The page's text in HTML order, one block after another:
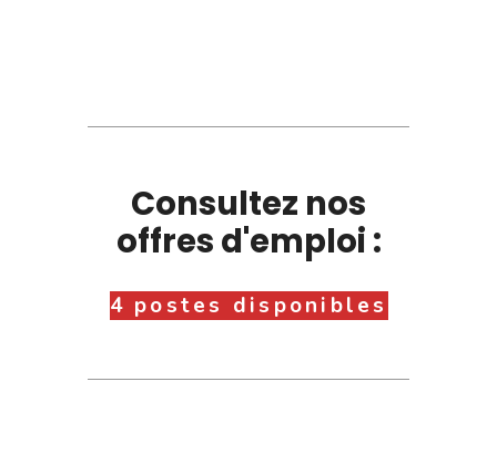
Consultez nos
offres d'emploi :
4 postes disponibles